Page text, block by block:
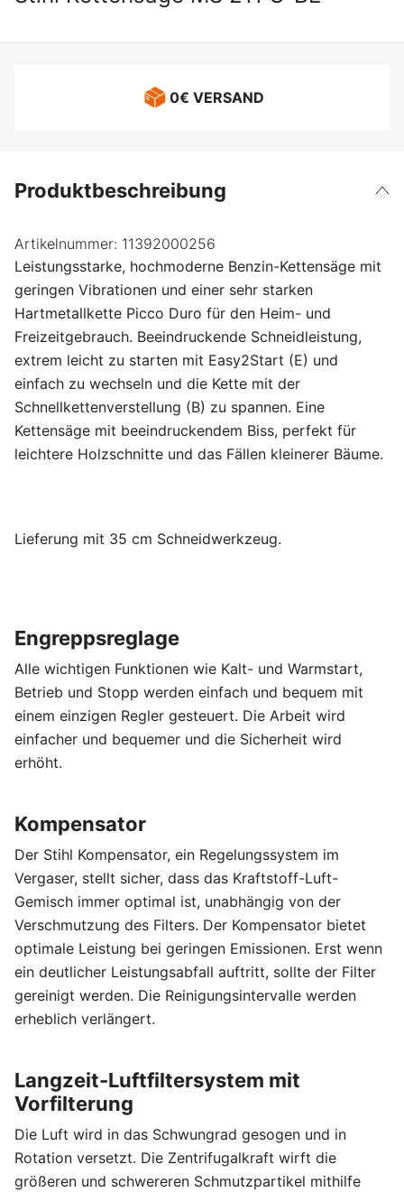
0€ VERSAND
Produktbeschreibung
Artikelnummer: 11392000256
Leistungsstarke, hochmoderne Benzin-Kettensäge mit
geringen Vibrationen und einer sehr starken
Hartmetallkette Picco Duro für den Heim- und
Freizeitgebrauch. Beeindruckende Schneidleistung,
extrem leicht zu starten mit Easy2Start (E) und
einfach zu wechseln und die Kette mit der
Schnellkettenverstellung (B) zu spannen. Eine
Kettensäge mit beeindruckendem Biss, perfekt für
leichtere Holzschnitte und das Fällen kleinerer Bäume.
Lieferung mit 35 cm Schneidwerkzeug.
Engreppsreglage
Alle wichtigen Funktionen wie Kalt- und Warmstart,
Betrieb und Stopp werden einfach und bequem mit
einem einzigen Regler gesteuert. Die Arbeit wird
einfacher und bequemer und die Sicherheit wird
erhöht.
Kompensator
Der Stihl Kompensator, ein Regelungssystem im
Vergaser, stellt sicher, dass das Kraftstoff-Luft-
Gemisch immer optimal ist, unabhängig von der
Verschmutzung des Filters. Der Kompensator bietet
optimale Leistung bei geringen Emissionen. Erst wenn
ein deutlicher Leistungsabfall auftritt, sollte der Filter
gereinigt werden. Die Reinigungsintervalle werden
erheblich verlängert.
Langzeit-Luftfiltersystem mit
Vorfilterung
Die Luft wird in das Schwungrad gesogen und in
Rotation versetzt. Die Zentrifugalkraft wirft die
größeren und schwereren Schmutzpartikel mithilfe